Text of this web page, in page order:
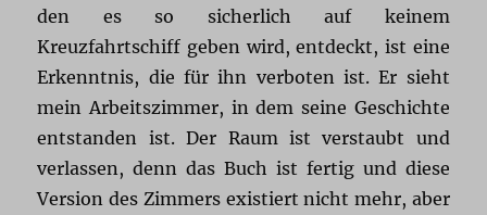
den es so sicherlich auf keinem
Kreuzfahrtschiff geben wird, entdeckt, ist eine
Erkenntnis, die für ihn verboten ist. Er sieht
mein Arbeitszimmer, in dem seine Geschichte
entstanden ist. Der Raum ist verstaubt und
verlassen, denn das Buch ist fertig und diese
Version des Zimmers existiert nicht mehr, aber